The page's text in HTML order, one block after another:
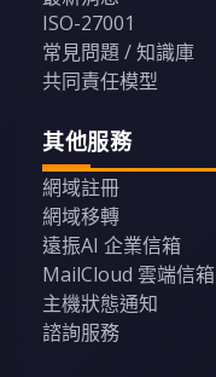
ISO-27001
常見問題 / 知識庫
共同責任模型
其他服務
網域註冊
網域移轉
遠振AI 企業信箱
MailCloud 雲端信箱
主機狀態通知
諮詢服務